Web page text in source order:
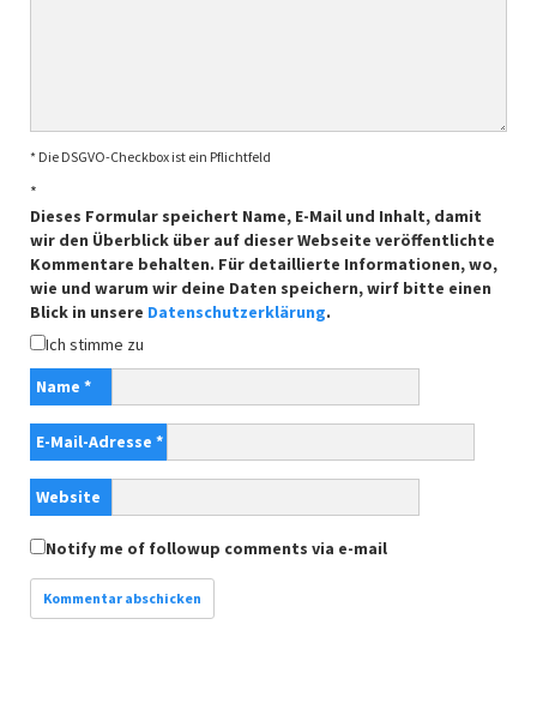
* Die DSGVO-Checkbox ist ein Pflichtfeld
*
Dieses Formular speichert Name, E-Mail und Inhalt, damit
wir den Überblick über auf dieser Webseite veröffentlichte
Kommentare behalten. Für detaillierte Informationen, wo,
wie und warum wir deine Daten speichern, wirf bitte einen
Blick in unsere Datenschutzerklärung.
Ich stimme zu
Name *
E-Mail-Adresse *
Website
Notify me of followup comments via e-mail